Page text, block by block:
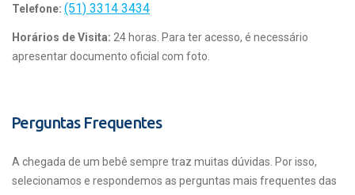
Telefone: (51) 3314 3434
Horários de Visita: 24 horas. Para ter acesso, é necessário
apresentar documento oficial com foto.
Perguntas Frequentes
A chegada de um bebê sempre traz muitas dúvidas. Por isso,
selecionamos e respondemos as perguntas mais frequentes das